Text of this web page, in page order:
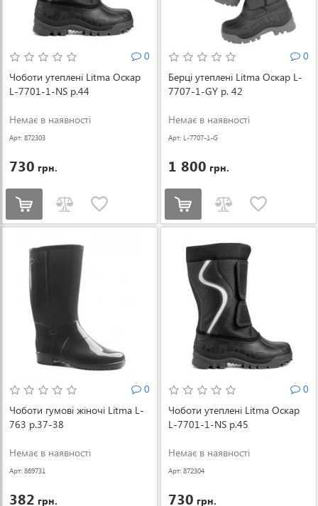
0
Чоботи утеплені Litma Оскар
L-7701-1-NS р.44
Немає в наявності
Арт: 872303
730 грн.
0
Берці утеплені Litma Оскар L-
7707-1-GY р. 42
Немає в наявності
Арт: L-7707-1-G
1 800 грн.
0
Чоботи гумові жіночі Litma L-
763 р.37-38
Немає в наявності
Арт: 869731
382 грн.
0
Чоботи утеплені Litma Оскар
L-7701-1-NS р.45
Немає в наявності
Арт: 872304
730 грн.